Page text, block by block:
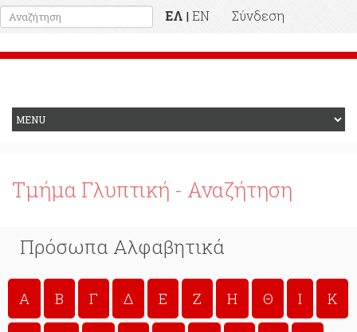
ΕΛ | EN
Σύνδεση
Τμήμα Γλυπτική - Αναζήτηση
Πρόσωπα Αλφαβητικά
A Β Γ Δ Ε Ζ Η Θ Ι Κ